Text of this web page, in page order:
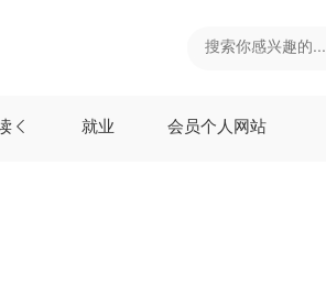
就业 会员个人网站